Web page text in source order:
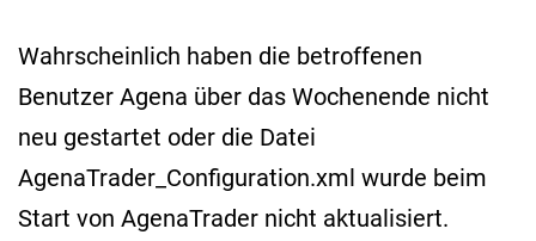
Wahrscheinlich haben die betroffenen
Benutzer Agena über das Wochenende nicht
neu gestartet oder die Datei
AgenaTrader_Configuration.xml wurde beim
Start von AgenaTrader nicht aktualisiert.